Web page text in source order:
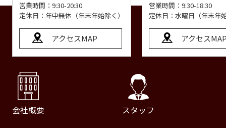
営業時間：9:30-20:30
定休日：年中無休（年末年始除く）
アクセスMAP
営業時間：9:30-18:30
定休日：水曜日（年末年
アクセス
会社概要 スタッフ